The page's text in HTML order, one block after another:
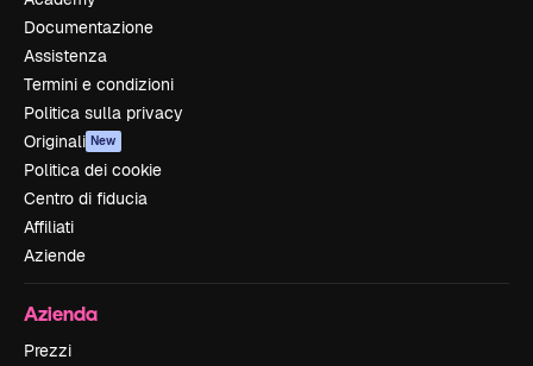
Documentazione
Assistenza
Termini e condizioni
Politica sulla privacy
Originali New
Politica dei cookie
Centro di fiducia
Affiliati
Aziende
Azienda
Prezzi